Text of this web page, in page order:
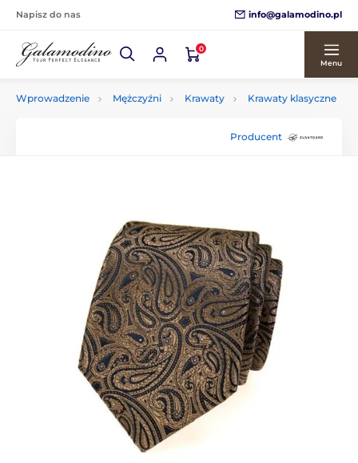
Napisz do nas info@galamodino.pl
0
Menu
Wprowadzenie Mężczyźni Krawaty Krawaty klasyczne
Producent